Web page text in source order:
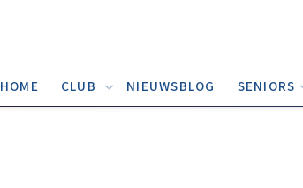
HOME CLUB NIEUWSBLOG SENIORS